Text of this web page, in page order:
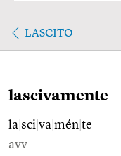
LASCITO
lascivamente
la sci va mén te
avv.